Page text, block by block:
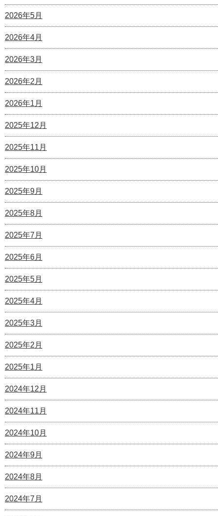
2026年5月
2026年4月
2026年3月
2026年2月
2026年1月
2025年12月
2025年11月
2025年10月
2025年9月
2025年8月
2025年7月
2025年6月
2025年5月
2025年4月
2025年3月
2025年2月
2025年1月
2024年12月
2024年11月
2024年10月
2024年9月
2024年8月
2024年7月